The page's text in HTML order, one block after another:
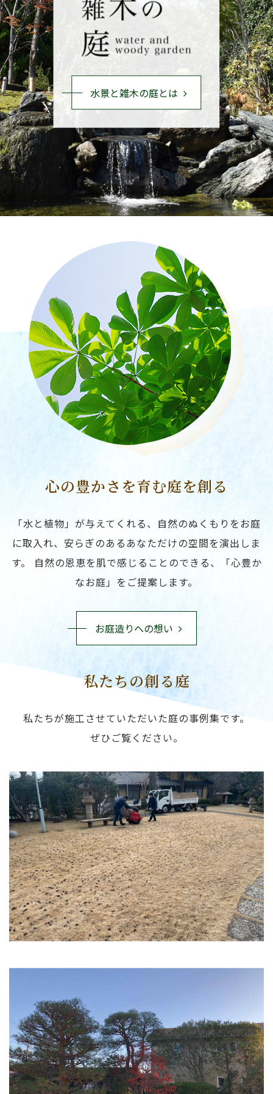
水景と雑木の庭とは
心の豊かさを育む庭を創る
「水と植物」が与えてくれる、自然のぬくもりをお庭
に取入れ、安らぎのあるあなただけの空間を演出しま
す。
自然の恩恵を肌で感じることのできる、「心豊か
なお庭」をご提案します。
お庭造りへの想い
私たちの創る庭
私たちが施工させていただいた庭の事例集です。
ぜひご覧ください。